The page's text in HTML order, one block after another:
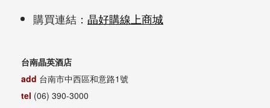
購買連結： 晶好購線上商城
台南晶英酒店
add 台南市中西區和意路1號
tel (06) 390-3000